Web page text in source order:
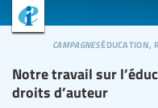
Notre travail sur
droits d’auteur
campagneséducation,